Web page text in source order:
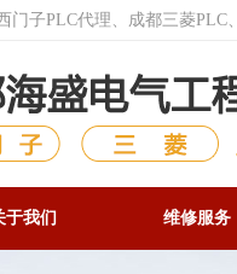
门子PLC代理、成都三菱
于我们 维修服务